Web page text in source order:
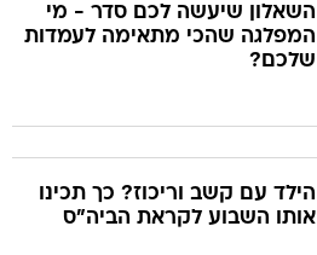
השאלון שיעשה לכם סדר - מי
המפלגה שהכי מתאימה לעמדות
שלכם?
הילד עם קשב וריכוז? כך תכינו
אותו השבוע לקראת הביה"ס